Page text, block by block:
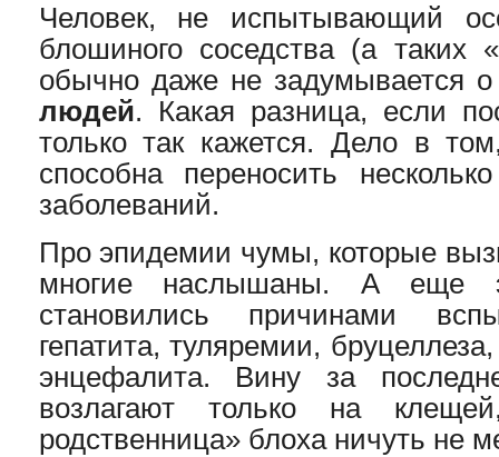
Человек, не испытывающий
блошиного соседства (а таких
обычно даже не задумывается
людей. Какая разница, если
только так кажется. Дело в
способна переносить
заболеваний.
Про эпидемии чумы, которые
многие наслышаны. А еще
становились причинами
гепатита, туляремии,
энцефалита. Вину за
возлагают только на
родственница» блоха ничуть не